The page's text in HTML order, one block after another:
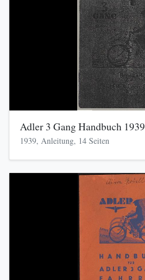
Adler 3 Gang Handbuch 1939
1939, Anleitung, 14 Seiten